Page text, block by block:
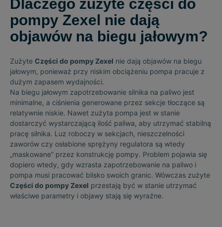
Dlaczego zużyte części do
pompy Zexel nie dają
objawów na biegu jałowym?
Zużyte Części do pompy Zexel nie dają objawów na biegu
jałowym, ponieważ przy niskim obciążeniu pompa pracuje z
dużym zapasem wydajności.
Na biegu jałowym zapotrzebowanie silnika na paliwo jest
minimalne, a ciśnienia generowane przez sekcje tłoczące są
relatywnie niskie. Nawet zużyta pompa jest w stanie
dostarczyć wystarczającą ilość paliwa, aby utrzymać stabilną
pracę silnika. Luz roboczy w sekcjach, nieszczelności
zaworów czy osłabione sprężyny regulatora są wtedy
„maskowane” przez konstrukcję pompy. Problem pojawia się
dopiero wtedy, gdy wzrasta zapotrzebowanie na paliwo i
pompa musi pracować blisko swoich granic. Wówczas zużyte
Części do pompy Zexel przestają być w stanie utrzymać
właściwe parametry i objawy stają się wyraźne.